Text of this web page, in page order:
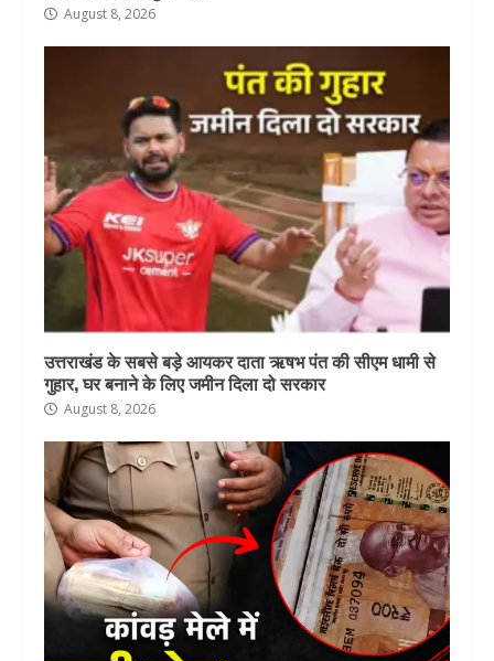
August 8, 2026
उत्तराखंड के सबसे बड़े आयकर दाता ऋषभ पंत की सीएम धामी से
गुहार, घर बनाने के लिए जमीन दिला दो सरकार
August 8, 2026